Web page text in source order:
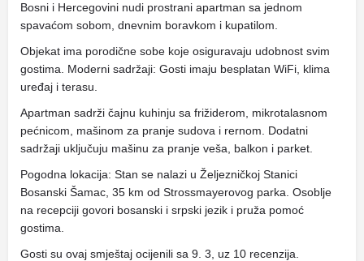
Bosni i Hercegovini nudi prostrani apartman sa jednom
spavaćom sobom, dnevnim boravkom i kupatilom.
Objekat ima porodične sobe koje osiguravaju udobnost svim
gostima. Moderni sadržaji: Gosti imaju besplatan WiFi, klima
uređaj i terasu.
Apartman sadrži čajnu kuhinju sa frižiderom, mikrotalasnom
pećnicom, mašinom za pranje sudova i rernom. Dodatni
sadržaji uključuju mašinu za pranje veša, balkon i parket.
Pogodna lokacija: Stan se nalazi u Željezničkoj Stanici
Bosanski Šamac, 35 km od Strossmayerovog parka. Osoblje
na recepciji govori bosanski i srpski jezik i pruža pomoć
gostima.
Gosti su ovaj smještaj ocijenili sa 9. 3, uz 10 recenzija.